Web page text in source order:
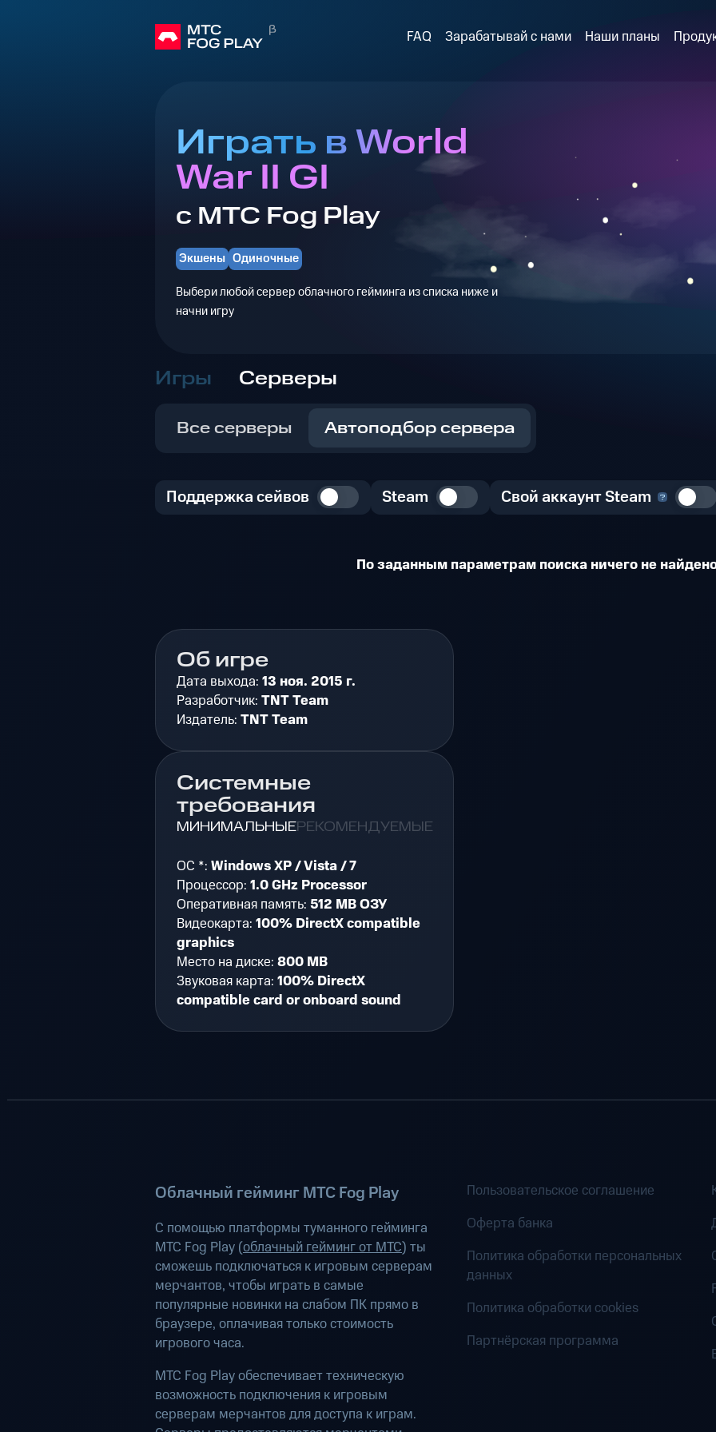
FAQ Зарабатывай с нами Наши планы
Играть в World
War II GI
с МТС Fog Play
Экшены Одиночные
Выбери любой сервер облачного гейминга из списка ниже и
начни игру
Игры Серверы
Все серверы Автоподбор сервера
Поддержка сейвов Steam Свой аккаунт Steam
По заданным параметрам поиска ничего не
Об игре
Дата выхода: 13 ноя. 2015 г.
Разработчик: TNT Team
Издатель: TNT Team
Системные
требования
МИНИМАЛЬНЫЕРЕКОМЕНДУЕМЫЕ
ОС *: Windows XP / Vista / 7
Процессор: 1.0 GHz Processor
Оперативная память: 512 MB ОЗУ
Видеокарта: 100% DirectX compatible
graphics
Место на диске: 800 MB
Звуковая карта: 100% DirectX
compatible card or onboard sound
Облачный гейминг МТС Fog Play
С помощью платформы туманного гейминга
МТС Fog Play (облачный гейминг от МТС) ты
сможешь подключаться к игровым серверам
мерчантов, чтобы играть в самые
популярные новинки на слабом ПК прямо в
браузере, оплачивая только стоимость
игрового часа.
МТС Fog Play обеспечивает техническую
возможность подключения к игровым
серверам мерчантов для доступа к играм.
Пользовательское соглашение
Оферта банка
Политика обработки персональных
данных
Политика обработки cookies
Партнёрская программа